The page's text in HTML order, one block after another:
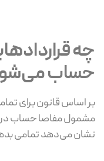
چه
حساب
بر اساس قانون برای
مشمول مفاصا حساب
نشان می‌دهد تمامی